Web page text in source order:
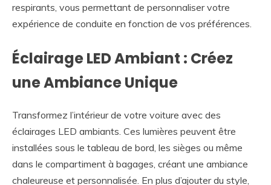
respirants, vous permettant de personnaliser votre
expérience de conduite en fonction de vos préférences.
Éclairage LED Ambiant : Créez
une Ambiance Unique
Transformez l’intérieur de votre voiture avec des
éclairages LED ambiants. Ces lumières peuvent être
installées sous le tableau de bord, les sièges ou même
dans le compartiment à bagages, créant une ambiance
chaleureuse et personnalisée. En plus d’ajouter du style,